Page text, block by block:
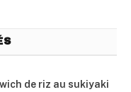
de riz au sukiyaki